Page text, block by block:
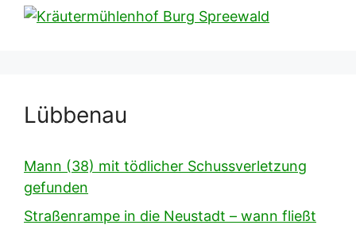
Lübbenau
Mann (38) mit tödlicher Schussverletzung
gefunden
Straßenrampe in die Neustadt – wann fließt